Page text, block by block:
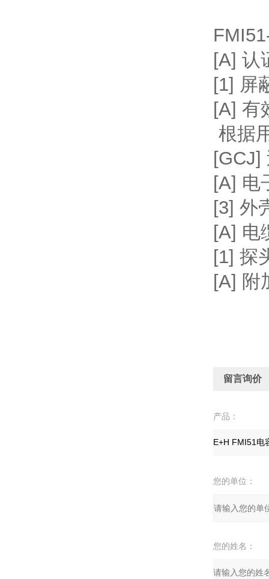
[A] 认
[1] 屏
[A]
根据
[GCJ]
[A] 电
[3] 外
[A] 电
[1] 探
[A] 附
留言询价
产品：
您的单位：
您的姓名：